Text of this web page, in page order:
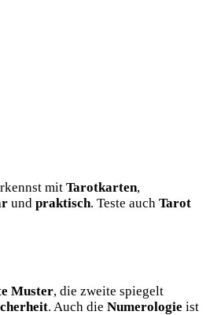
mit Tarotkarten,
und praktisch. Teste auch Tarot
Muster, die zweite spiegelt
. Auch die Numerologie ist